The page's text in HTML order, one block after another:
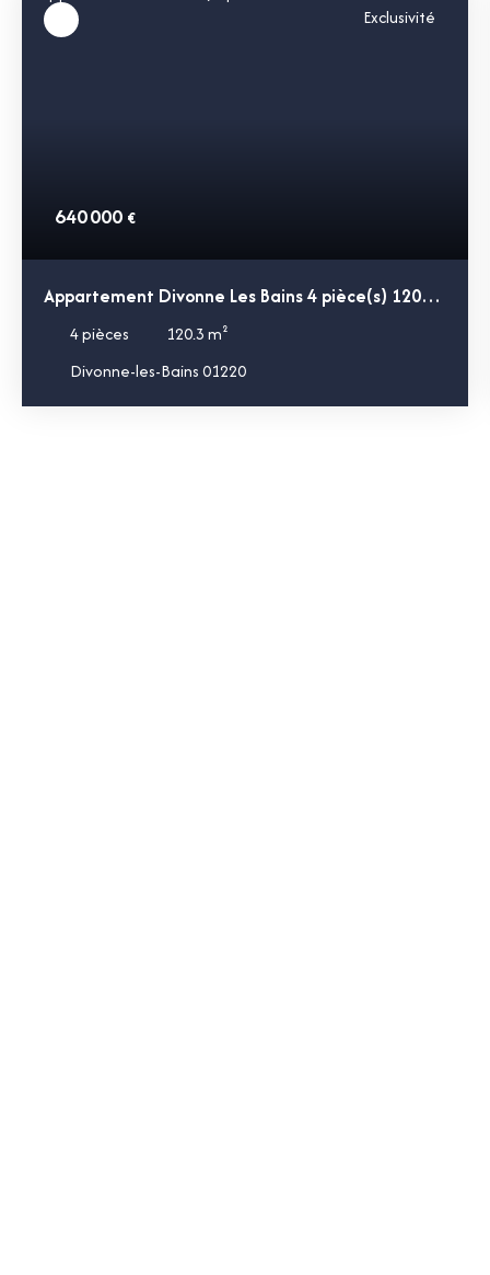
640 000 €
Exclusivité
Appartement Divonne Les Bains 4 pièce(s) 120
4pièces 120.3m²
Divonne-les-Bains 01220